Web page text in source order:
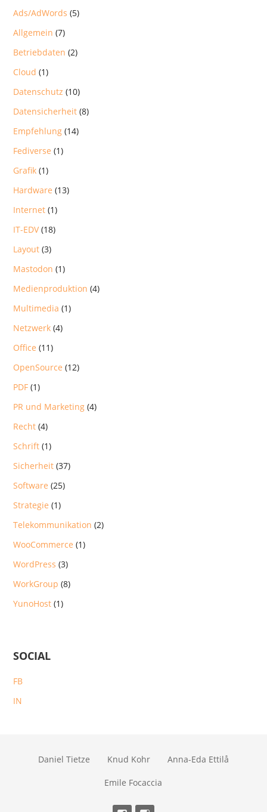
Ads/AdWords (5)
Allgemein (7)
Betriebdaten (2)
Cloud (1)
Datenschutz (10)
Datensicherheit (8)
Empfehlung (14)
Fediverse (1)
Grafik (1)
Hardware (13)
Internet (1)
IT-EDV(18)
Layout (3)
Mastodon (1)
Medienproduktion (4)
Multimedia (1)
Netzwerk (4)
Office (11)
OpenSource (12)
PDF (1)
PR und Marketing (4)
Recht (4)
Schrift (1)
Sicherheit (37)
Software (25)
Strategie (1)
Telekommunikation (2)
WooCommerce (1)
WordPress (3)
WorkGroup (8)
YunoHost (1)
SOCIAL
FB
IN
Daniel Tietze Knud Kohr Anna-Eda Ettilå
Emile Focaccia